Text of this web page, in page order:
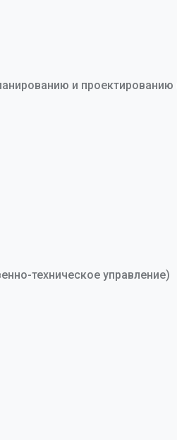
и проектированию
техническое управление)